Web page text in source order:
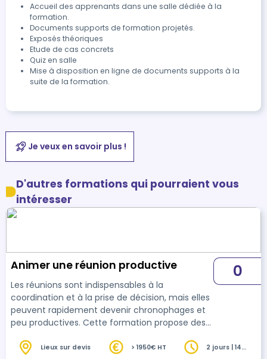
Accueil des apprenants dans une salle dédiée à la
formation.
Documents supports de formation projetés.
Exposés théoriques
Etude de cas concrets
Quiz en salle
Mise à disposition en ligne de documents supports à la
suite de la formation.
Je veux en savoir plus !
D'autres formations qui pourraient vous
intéresser
Animer une réunion productive
Les réunions sont indispensables à la
coordination et à la prise de décision, mais elles
peuvent rapidement devenir chronophages et
peu productives. Cette formation propose des
structurer et animer des réunions efficaces, où
0
Lieux sur devis > 1950€ HT
2 jours | 14